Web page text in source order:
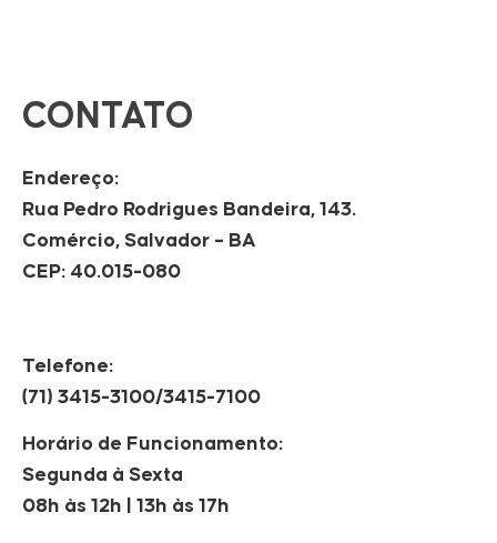
CONTATO
Endereço:
Rua Pedro Rodrigues Bandeira, 143.
Comércio, Salvador – BA
CEP: 40.015-080
Telefone:
(71) 3415-3100/3415-7100
Horário de Funcionamento:
Segunda à Sexta
08h às 12h | 13h às 17h